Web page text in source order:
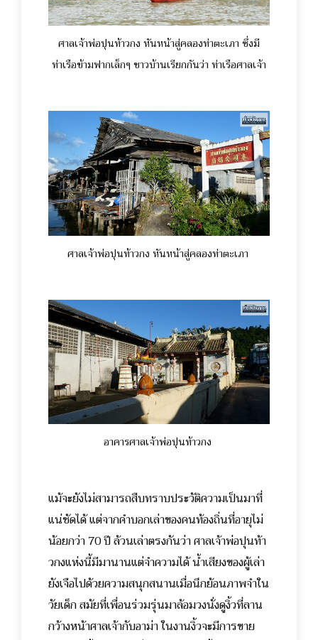
ศาลเจ้าพ่อปุนท้าวกง หันหน้าสู่คลองท่าตะเภา ซึ่งมี
ท่าเรือข้ามฟากเล็กๆ ชาวบ้านเรียกกันว่า ท่าเรือศาลเจ้า
ศาลเจ้าพ่อปุนท้าวกง หันหน้าสู่คลองท่าตะเภา
อาคารศาลเจ้าพ่อปุนท้าวกง
แม้จะยังไม่สามารถสืบทราบประวัติความเป็นมาที่
แน่ชัดได้ แต่จากคำบอกเล่าของคนท้องถิ่นที่อายุไม่
น้อยกว่า 70 ปี ล้วนเล่าตรงกันว่า ศาลเจ้าพ่อปุนท้า
วกงแห่งนี้มีมานานแต่จำความได้ น้ำเสียงของผู้เล่า
ยังเจือไปด้วยความสนุกสนานเมื่อนึกย้อนภาพจำใน
วัยเด็ก สมัยที่เพื่อนร่วมรุ่นมาล้อมวงนั่งดูงิ้วที่ลาน
กว้างหน้าศาลเจ้ากับอาม่า ในงานงิ้วจะมีการขาย